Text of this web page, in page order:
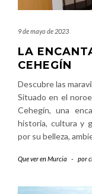
9 de mayo de 2023
LA
CEHEGÍN
Descubre las
Situado en el
Cehegín, una
historia, cultura y
por su belleza,
Que ver en Murcia - por